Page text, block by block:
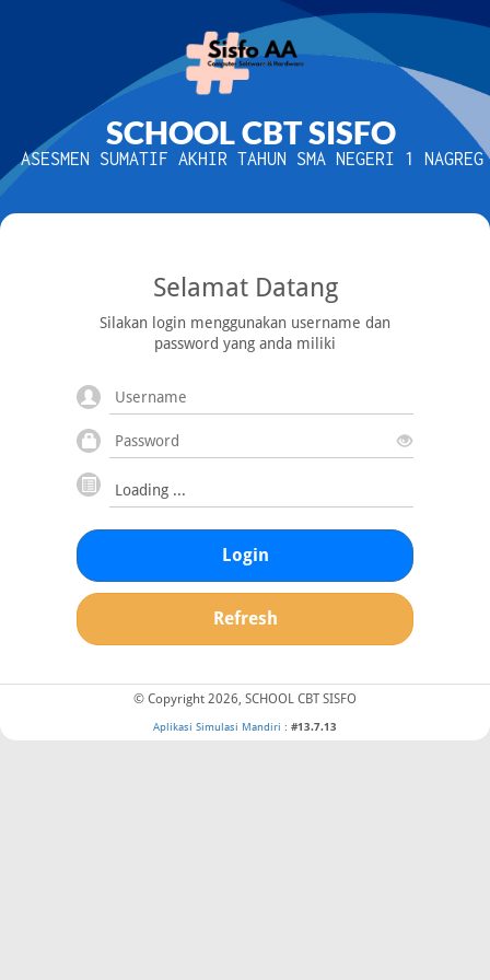
SCHOOL CBT SISFO
ASESMEN SUMATIF AKHIR TAHUN SMA NEGERI 1 NAGREG
Selamat Datang
Silakan login menggunakan username dan
password yang anda miliki
Login
Refresh
© Copyright 2026, SCHOOL CBT SISFO
Aplikasi Simulasi Mandiri : #13.7.13